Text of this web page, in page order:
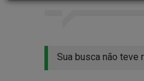
Sua busca não teve